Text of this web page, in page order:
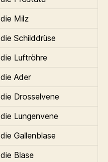
die Milz
die Schilddrüse
die Luftröhre
die Ader
die Drosselvene
die Lungenvene
die Gallenblase
die Blase